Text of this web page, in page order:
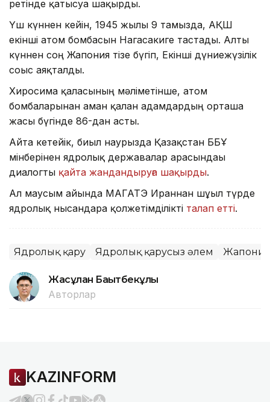
ретінде қатысуға шақырды.
Үш күннен кейін, 1945 жылғы 9 тамызда, АҚШ
екінші атом бомбасын Нагасакиге тастады. Алты
күннен соң Жапония тізе бүгіп, Екінші дүниежүзілік
соғыс аяқталды.
Хиросима қаласының мәліметінше, атом
бомбаларынан аман қалған адамдардың орташа
жасы бүгінде 86-дан асты.
Айта кетейік, биыл наурызда Қазақстан ББҰ
мінберінен ядролық державалар арасындағы
диалогты қайта жандандыруға шақырды.
Ал маусым айында МАГАТЭ Ираннан шұғыл түрде
ядролық нысандарға қолжетімділікті талап етті.
Ядролық қару Ядролық қарусыз әлем
Жасұлан Бақытбекұлы
Авторлар
KAZINFORM